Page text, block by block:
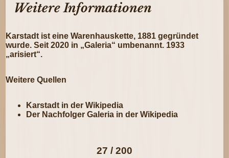
Weitere Informationen
Karstadt ist eine Warenhauskette, 1881 gegründet
wurde. Seit 2020 in „Galeria“ umbenannt. 1933
„arisiert“.
Weitere Quellen
Karstadt in der Wikipedia
Der NachfolgerGaleria in der Wikipedia
27 / 200